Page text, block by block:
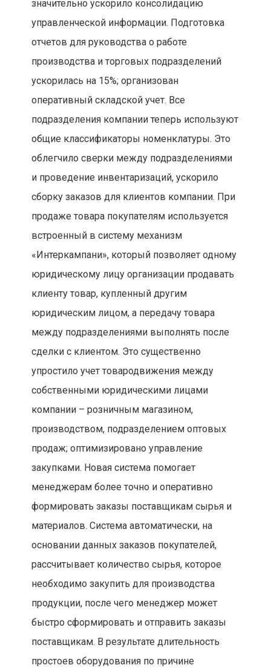
значительно ускорило консолидацию
управленческой информации. Подготовка
отчетов для руководства о работе
производства и торговых подразделений
ускорилась на 15%; организован
оперативный складской учет. Все
подразделения компании теперь используют
общие классификаторы номенклатуры. Это
облегчило сверки между подразделениями
и проведение инвентаризаций, ускорило
сборку заказов для клиентов компании. При
продаже товара покупателям используется
встроенный в систему механизм
«Интеркампани», который позволяет одному
юридическому лицу организации продавать
клиенту товар, купленный другим
юридическим лицом, а передачу товара
между подразделениями выполнять после
сделки с клиентом. Это существенно
упростило учет товародвижения между
собственными юридическими лицами
компании – розничным магазином,
производством, подразделением оптовых
продаж; оптимизировано управление
закупками. Новая система помогает
менеджерам более точно и оперативно
формировать заказы поставщикам сырья и
материалов. Система автоматически, на
основании данных заказов покупателей,
рассчитывает количество сырья, которое
необходимо закупить для производства
продукции, после чего менеджер может
быстро сформировать и отправить заказы
поставщикам. В результате длительность
простоев оборудования по причине